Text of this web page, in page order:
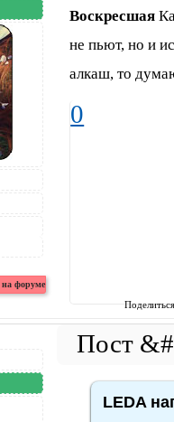
Воскресшая
не пьют, но и
алкаш, то
0
LEDA